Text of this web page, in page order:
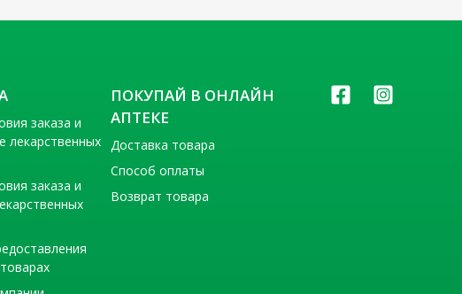
заказа и
лекарственных
заказа и
ПОКУПАЙ В ОНЛАЙН
АПТЕКЕ
Доставка товара
Способ оплаты
Возврат товара